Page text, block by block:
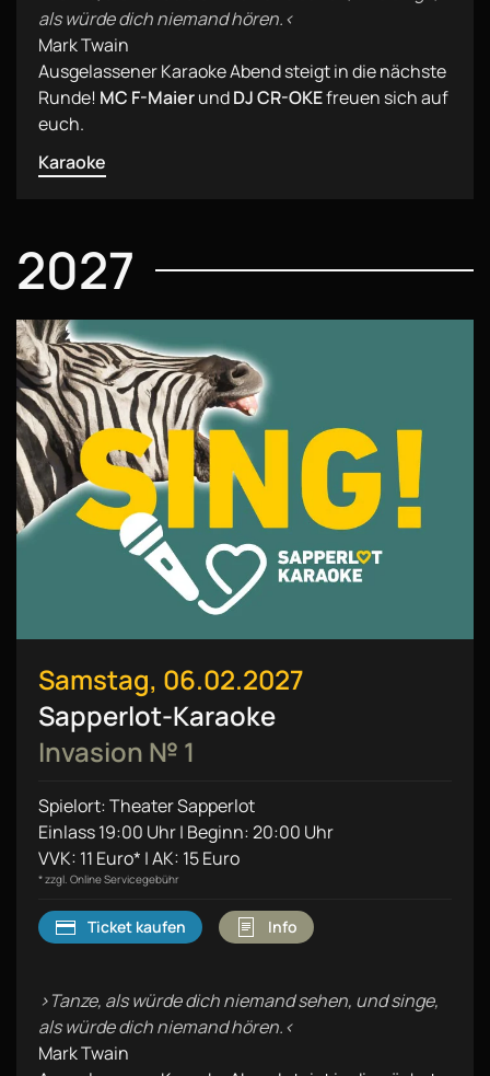
als würde dich niemand hören.‹
Mark Twain
Ausgelassener Karaoke Abend steigt in die nächste
Runde! MC F-MaierundDJ CR-OKEfreuen sich auf
euch.
Karaoke
2027
Samstag, 06.02.2027
Sapperlot-Karaoke
Invasion № 1
Spielort: Theater Sapperlot
Einlass 19:00 Uhr | Beginn: 20:00 Uhr
VVK: 11 Euro* | AK: 15 Euro
* zzgl. Online Servicegebühr
Ticket kaufen Info
›Tanze, als würde dich niemand sehen, und singe,
als würde dich niemand hören.‹
Mark Twain